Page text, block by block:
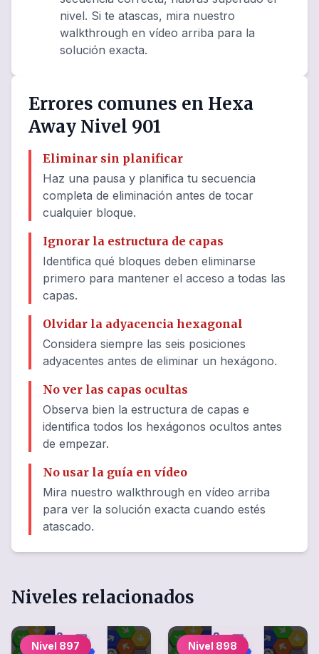
nivel. Si te atascas, mira nuestro
walkthrough en vídeo arriba para la
solución exacta.
Errores comunes en Hexa
Away Nivel 901
Eliminar sin planificar
Haz una pausa y planifica tu secuencia
completa de eliminación antes de tocar
cualquier bloque.
Ignorar la estructura de capas
Identifica qué bloques deben eliminarse
primero para mantener el acceso a todas las
capas.
Olvidar la adyacencia hexagonal
Considera siempre las seis posiciones
adyacentes antes de eliminar un hexágono.
No ver las capas ocultas
Observa bien la estructura de capas e
identifica todos los hexágonos ocultos antes
de empezar.
No usar la guía en vídeo
Mira nuestro walkthrough en vídeo arriba
para ver la solución exacta cuando estés
atascado.
Niveles relacionados
Nivel 897 Nivel 898